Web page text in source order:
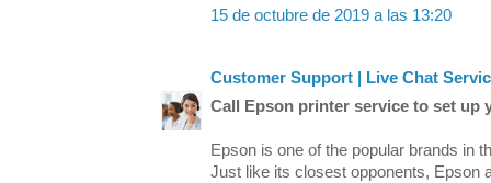
15 de octubre de 2019 a las 13:20
Customer Support | Live Chat
Call Epson printer service to set up
Epson is one of the popular brands in
Just like its closest opponents, Epson